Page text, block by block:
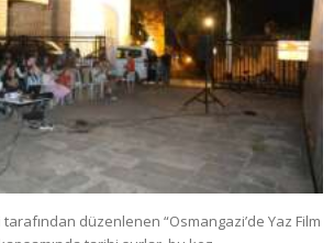
düzenlenen “Osmangazi’de Yaz Film